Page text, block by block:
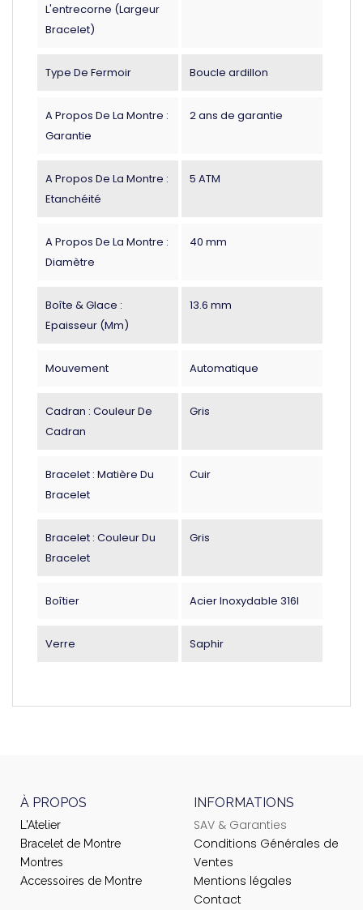
L'entrecorne (largeur
Bracelet)
Type De Fermoir Boucle ardillon
A Propos De La Montre :
Garantie
2 ans de garantie
A Propos De La Montre :
Etanchéité
5 ATM
A Propos De La Montre :
Diamètre
40 mm
Boîte & Glace :
Epaisseur (mm)
13.6 mm
Mouvement Automatique
Cadran : Couleur De
Cadran
Gris
Bracelet : Matière Du
Bracelet
Cuir
Bracelet : Couleur Du
Bracelet
Gris
Boîtier Acier Inoxydable 316l
Verre Saphir
À PROPOS
L'Atelier
Bracelet de Montre
Montres
Accessoires de Montre
INFORMATIONS
SAV & Garanties
Conditions Générales de
Ventes
Mentions légales
Contact